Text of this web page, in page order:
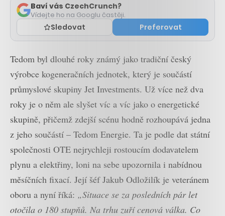
Baví vás CzechCrunch?
Vídejte ho na Googlu častěji.
Sledovat Preferovat
Tedom byl dlouhé roky známý jako tradiční český
výrobce kogeneračních jednotek, který je součástí
průmyslové skupiny Jet Investments. Už více než dva
roky je o něm ale slyšet víc a víc jako o energetické
skupině, přičemž zdejší scénu hodně rozhoupává jedna
z jeho součástí – Tedom Energie. Ta je podle dat státní
společnosti OTE nejrychleji rostoucím dodavatelem
plynu a elektřiny, loni na sebe upozornila i nabídnou
měsíčních fixací. Její šéf Jakub Odložilík je veteránem
oboru a nyní říká: „Situace se za posledních pár let
otočila o 180 stupňů. Na trhu zuří cenová válka. Co